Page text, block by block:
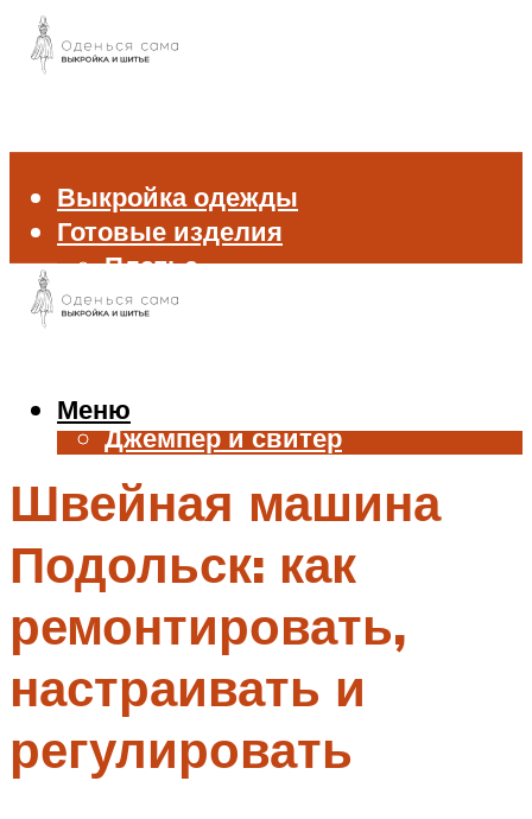
Выкройка одежды
Готовые изделия
Платье
Брюки
Жилет
Джемпер и свитер
Аксессуары
Меню
Меню
Швейная машина
Подольск: как
ремонтировать,
настраивать и
регулировать